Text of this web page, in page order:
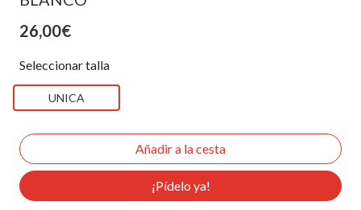
26,00€
Seleccionar talla
UNICA
¡Pídelo ya!